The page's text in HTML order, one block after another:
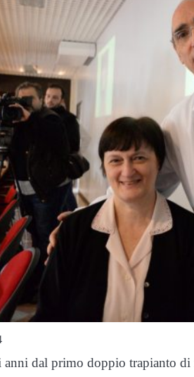
anni dal primo doppio trapianto